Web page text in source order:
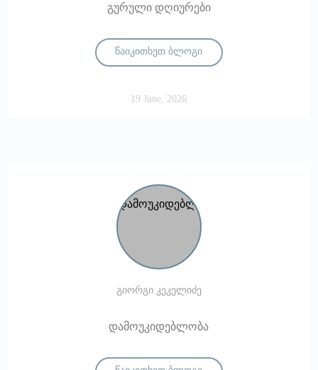
გურული დღიურები
წაიკითხეთ ბლოგი
19 June, 2026
გიორგი კეკელიძე
დამოუკიდებლობა